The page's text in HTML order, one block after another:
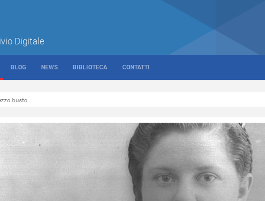
Digitale
BLOG NEWS BIBLIOTECA CONTATTI
busto